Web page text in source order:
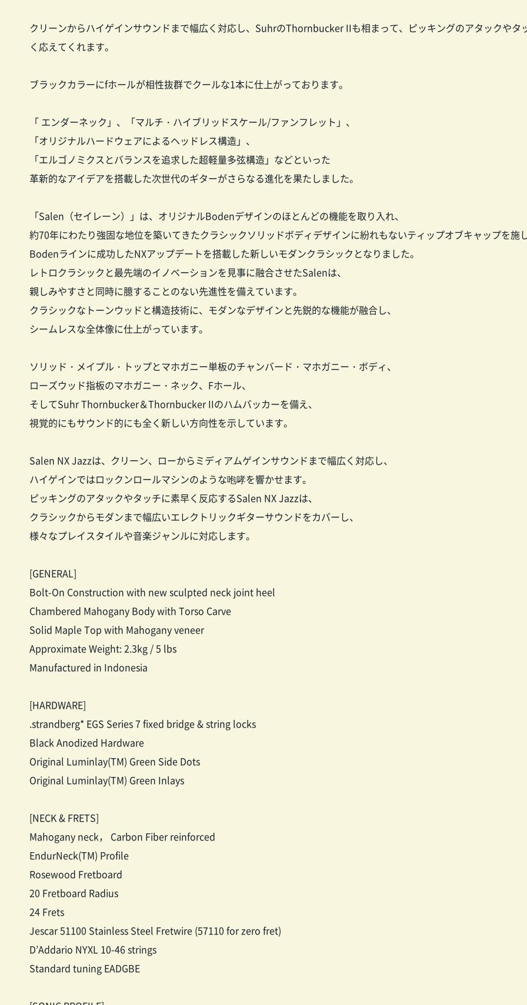
クリーンからハイゲインサウンドまで幅広く対応し、SuhrのThornbucker IIも相まって、ピッキングのアタックやタ
く応えてくれます。
ブラックカラーにfホールが相性抜群でクールな1本に仕上がっております。
「 エンダーネック」、「マルチ・ハイブリッドスケール/ファンフレット」、
「オリジナルハードウェアによるヘッドレス構造」、
「エルゴノミクスとバランスを追求した超軽量多弦構造」などといった
革新的なアイデアを搭載した次世代のギターがさらなる進化を果たしました。
「Salen（セイレーン）」は、オリジナルBodenデザインのほとんどの機能を取り入れ、
約70年にわたり強固な地位を築いてきたクラシックソリッドボディデザインに紛れもないティップオブキャップを施
Bodenラインに成功したNXアップデートを搭載した新しいモダンクラシックとなりました。
レトロクラシックと最先端のイノベーションを見事に融合させたSalenは、
親しみやすさと同時に臆することのない先進性を備えています。
クラシックなトーンウッドと構造技術に、モダンなデザインと先鋭的な機能が融合し、
シームレスな全体像に仕上がっています。
ソリッド・メイプル・トップとマホガニー単板のチャンバード・マホガニー・ボディ、
ローズウッド指板のマホガニー・ネック、Fホール、
そしてSuhr Thornbucker＆Thornbucker IIのハムバッカーを備え、
視覚的にもサウンド的にも全く新しい方向性を示しています。
Salen NX Jazzは、クリーン、ローからミディアムゲインサウンドまで幅広く対応し、
ハイゲインではロックンロールマシンのような咆哮を響かせます。
ピッキングのアタックやタッチに素早く反応するSalen NX Jazzは、
クラシックからモダンまで幅広いエレクトリックギターサウンドをカバーし、
様々なプレイスタイルや音楽ジャンルに対応します。
[GENERAL]
Bolt-On Construction with new sculpted neck joint heel
Chambered Mahogany Body with Torso Carve
Solid Maple Top with Mahogany veneer
Approximate Weight: 2.3kg / 5 lbs
Manufactured in Indonesia
[HARDWARE]
.strandberg* EGS Series 7 fixed bridge & string locks
Black Anodized Hardware
Original Luminlay(TM) Green Side Dots
Original Luminlay(TM) Green Inlays
[NECK & FRETS]
Mahogany neck， Carbon Fiber reinforced
EndurNeck(TM) Profile
Rosewood Fretboard
20 Fretboard Radius
24 Frets
Jescar 51100 Stainless Steel Fretwire (57110 for zero fret)
D’Addario NYXL 10-46 strings
Standard tuning EADGBE